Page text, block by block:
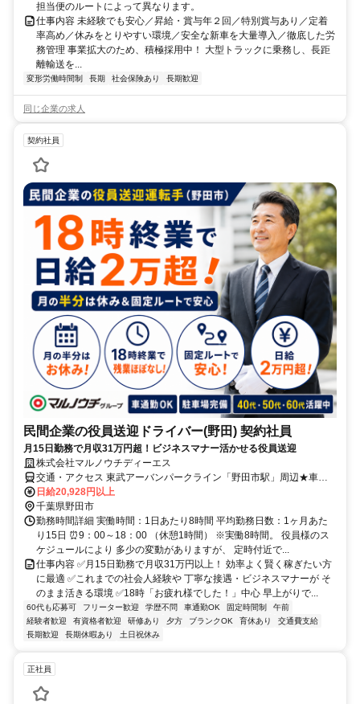
担当便のルートによって異なります。
仕事内容 未経験でも安心／昇給・賞与年２回／特別賞与あり／定着
率高め／休みをとりやすい環境／安全な新車を大量導入／徹底した労
務管理 事業拡大のため、積極採用中！ 大型トラックに乗務し、長距
離輸送を...
変形労働時間制 長期 社会保険あり 長期歓迎
同じ企業の求人
契約社員
民間企業の役員送迎ドライバー(野田) 契約社員
月15日勤務で月収31万円超！ビジネスマナー活かせる役員送迎
株式会社マルノウチディーエス
交通・アクセス 東武アーバンパークライン「野田市駅」周辺★車通
勤OK！駐車場完備。地元で慣れた道からスタートできます。
日給20,928円以上
千葉県野田市
勤務時間詳細 実働時間：1日あたり8時間 平均勤務日数：1ヶ月あた
り15日 ⏰9：00～18：00 （休憩1時間） ※実働8時間。 役員様のス
ケジュールにより 多少の変動がありますが、 定時付近で...
仕事内容 ✅月15日勤務で月収31万円以上！ 効率よく賢く稼ぎたい方
に最適 ✅これまでの社会人経験や 丁寧な接遇・ビジネスマナーが そ
のまま活きる環境 ✅18時「お疲れ様でした！」中心 早上がりで...
60代も応募可 フリーター歓迎 学歴不問 車通勤OK 固定時間制
午前
経験者歓迎
有資格者歓迎 研修あり 夕方 ブランクOK 育休あり
交通費支給
長期歓迎
長期休暇あり 土日祝休み
正社員